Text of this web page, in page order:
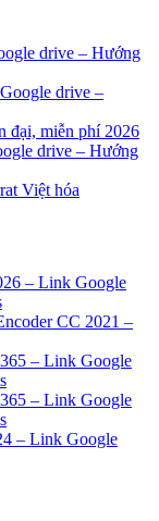
drive – Hướng
drive –
đại, miễn phí 2026
drive – Hướng
Việt hóa
– Link Google
CC 2021 –
– Link Google
– Link Google
– Link Google